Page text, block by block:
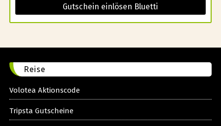
Gutschein einlösen Bluetti
Reise
Volotea Aktionscode
Tripsta Gutscheine